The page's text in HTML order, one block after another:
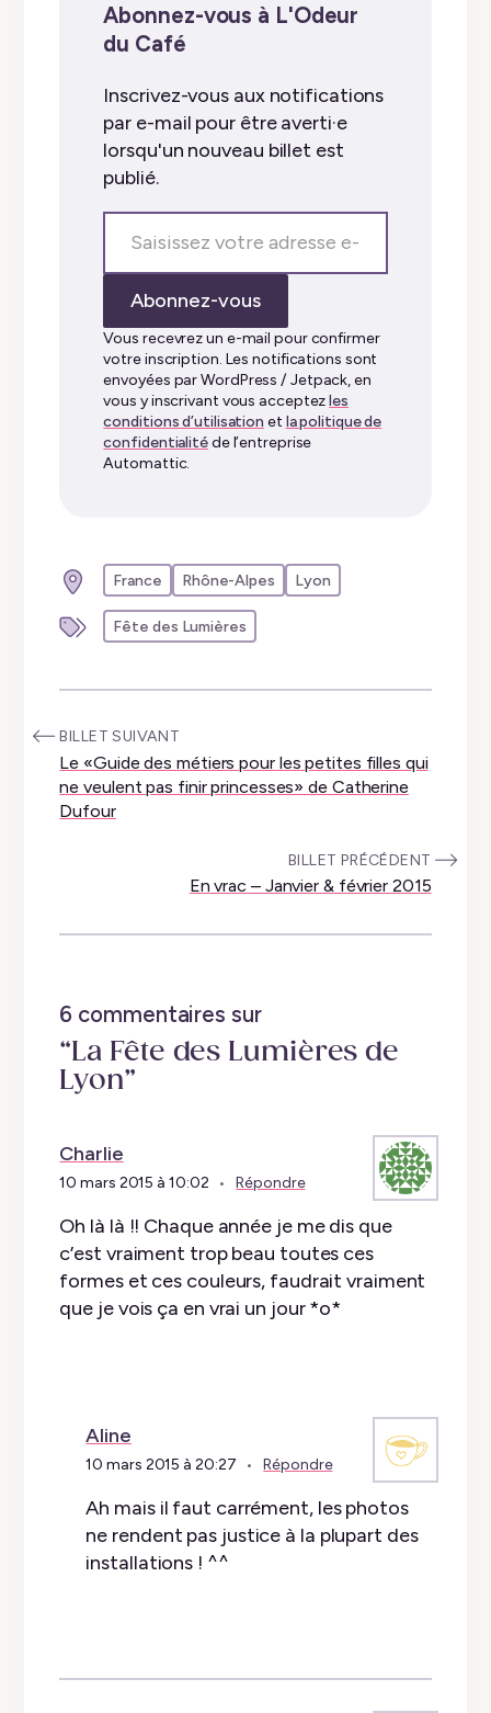
Abonnez-vous à L'Odeur
du Café
Inscrivez-vous aux notifications
par e-mail pour être averti·e
lorsqu'un nouveau billet est
publié.
votre
adresse
mail…
Abonnez-vous
Vous recevrez un e-mail pour confirmer
votre inscription. Les notifications sont
envoyées par WordPress / Jetpack, en
vous y inscrivant vous acceptezles
conditions d’utilisation et la politique de
confidentialitéde l’entreprise
Automattic.
France Rhône-Alpes Lyon
Fête des Lumières
:BILLET SUIVANT
Le «Guide des métiers pour les petites filles qui
ne veulent pas finir princesses» de Catherine
Dufour
BILLET PRÉCÉDENT
En vrac – Janvier & février 2015
6 commentaires sur
“La Fête des Lumières de
Lyon”
Charlie
10 mars 2015 à 10:02 Répondre
Oh là là !! Chaque année je me dis que
c’est vraiment trop beau toutes ces
formes et ces couleurs, faudrait vraiment
que je vois ça en vrai un jour *o*
Aline
10 mars 2015 à 20:27 Répondre
Ah mais il faut carrément, les photos
ne rendent pas justice à la plupart des
installations ! ^^